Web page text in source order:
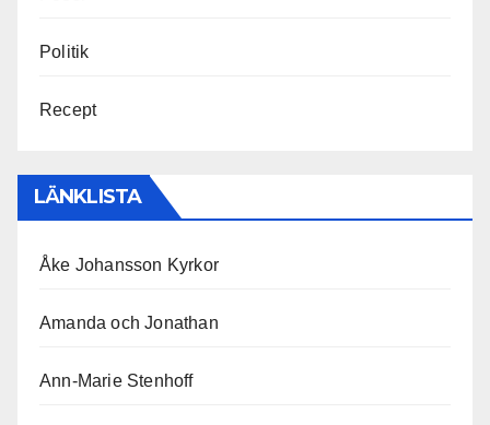
Politik
Recept
LÄNKLISTA
Åke Johansson Kyrkor
Amanda och Jonathan
Ann-Marie Stenhoff